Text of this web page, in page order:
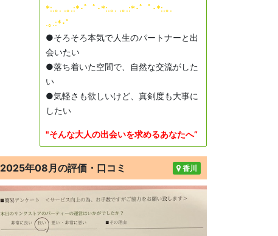
*:.｡. .｡.:*･゜ﾟ･*:.｡. .｡.:*･゜ﾟ･*:.｡.
.｡.:*･゜
●そろそろ本気で人生のパートナーと出
会いたい
●落ち着いた空間で、自然な交流がした
い
●気軽さも欲しいけど、真剣度も大事に
したい
"そんな大人の出会いを求めるあなたへ”
香川
2025年08月の評価・口コミ